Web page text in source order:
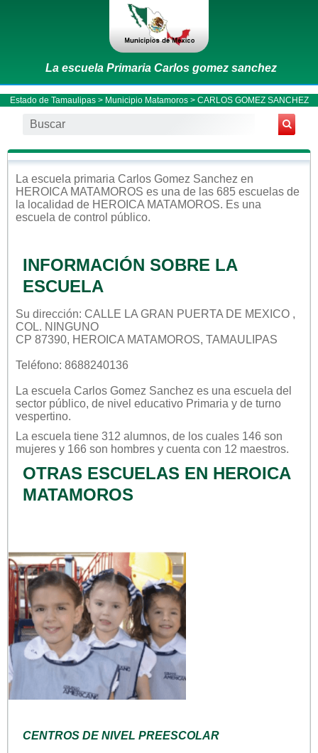
La escuela Primaria Carlos gomez sanchez
Estado de Tamaulipas> Municipio Matamoros> CARLOS GOMEZ SANCHEZ
La escuela primaria Carlos Gomez Sanchez en
HEROICA MATAMOROS es una de las 685 escuelas de
la localidad de HEROICA MATAMOROS. Es una
escuela de control público.
INFORMACIÓN SOBRE LA
ESCUELA
Su dirección: CALLE LA GRAN PUERTA DE MEXICO ,
COL. NINGUNO
CP 87390, HEROICA MATAMOROS, TAMAULIPAS
Teléfono: 8688240136
La escuela Carlos Gomez Sanchez es una escuela del
sector público, de nivel educativo Primaria y de turno
vespertino.
La escuela tiene 312 alumnos, de los cuales 146 son
mujeres y 166 son hombres y cuenta con 12 maestros.
OTRAS ESCUELAS EN HEROICA
MATAMOROS
CENTROS DE NIVEL PREESCOLAR